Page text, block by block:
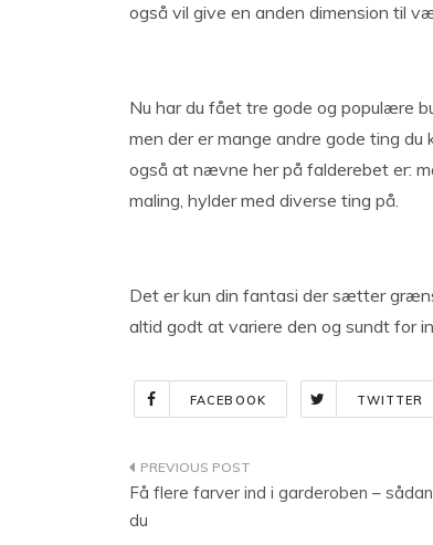
også vil give en anden dimension til
Nu har du fået tre gode og populære
men der er mange andre gode ting
også at nævne her på falderebet er:
maling, hylder med diverse ting på.
Det er kun din fantasi der sætter
altid godt at variere den og sundt for
FACEBOOK TWITTER
Indlægsnavigation
Få flere farver ind i garderoben –
du